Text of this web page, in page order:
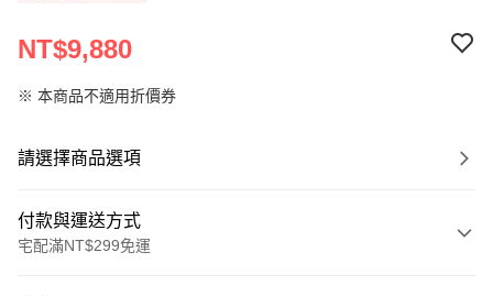
NT$9,880
※ 本商品不適用折價券
請選擇商品選項
付款與運送方式
宅配滿NT$299免運